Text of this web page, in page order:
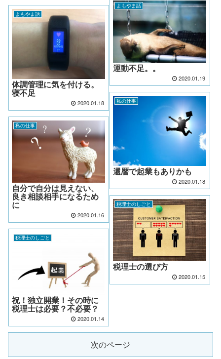
よもやま話
運動不足。。
2020.01.19
よもやま話
体調管理に気を付ける。
寝不足
2020.01.18 私の仕事
還暦で起業もありかも
2020.01.18
私の仕事
自分で自分は見えない、
良き相談相手になるため
に
2020.01.16
税理士のしごと
税理士の選び方
2020.01.15
税理士のしごと
祝！独立開業！その時に
税理士は必要？不必要？
2020.01.14
次のページ